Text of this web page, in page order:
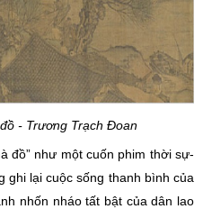
- Trương Trạch Đoan
đồ” như một cuốn phim thời sự-
ghi lại cuộc sống thanh bình của
nhốn nháo tất bật của dân lao